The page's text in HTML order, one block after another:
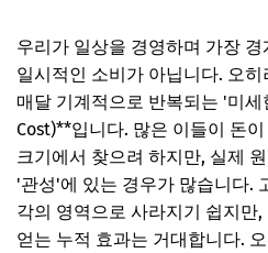
우리가 일상을 경영하며 가장
일시적인 소비가 아닙니다. 오
매달 기계적으로 반복되는 '미
Cost)**입니다. 많은 이들이 돈
크기에서 찾으려 하지만, 실제
'관성'에 있는 경우가 많습니다.
각의 영역으로 사라지기 쉽지만
얻는 누적 효과는 거대합니다.